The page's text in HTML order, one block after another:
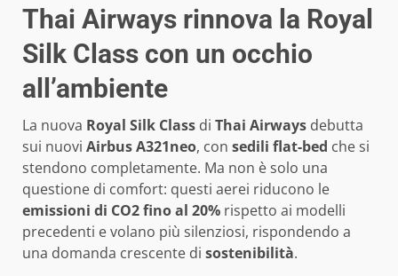
Thai Airways rinnova la Royal
Silk Class con un occhio
all’ambiente
La nuova Royal Silk Class di Thai Airways debutta
sui nuovi Airbus A321neo, con sedili flat-bed che si
stendono completamente. Ma non è solo una
questione di comfort: questi aerei riducono le
emissioni di CO2 fino al 20% rispetto ai modelli
precedenti e volano più silenziosi, rispondendo a
una domanda crescente di sostenibilità.